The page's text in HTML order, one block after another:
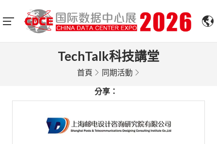
TechTalk科技講堂
首頁 同期活動
分享：